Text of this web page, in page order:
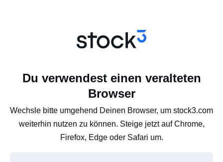
Du verwendest einen veralteten
Browser
Wechsle bitte umgehend Deinen Browser, um stock3.com
weiterhin nutzen zu können. Steige jetzt auf Chrome,
Firefox, Edge oder Safari um.